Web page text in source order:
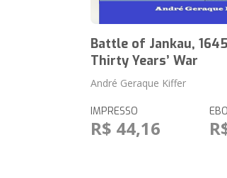
Battle of Jankau,
Thirty Years’ War
André Geraque Kiffer
IMPRESSO
R$ 44,16